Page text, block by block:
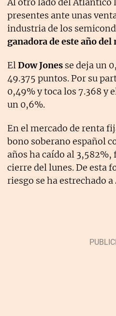
presentes ante unas
industria de los
ganadora de este año
ElDow Jones se deja un
49.375 puntos. Por su
0,49% y toca los 7.368 y
un 0,6%.
En el mercado de renta
bono soberano español
años ha caído al 3,582%,
cierre del lunes. De esta
riesgo se ha estrechado